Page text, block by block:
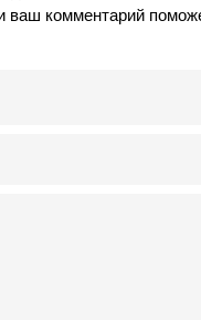
ваш комментарий